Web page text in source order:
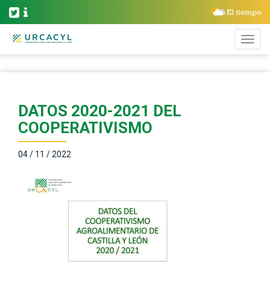
DATOS 2020-2021 DEL
COOPERATIVISMO
04 / 11 / 2022